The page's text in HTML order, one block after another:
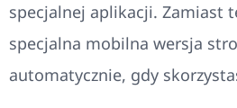
specjalnej aplikacji. Zamiast
specjalna mobilna wersja
automatycznie, gdy